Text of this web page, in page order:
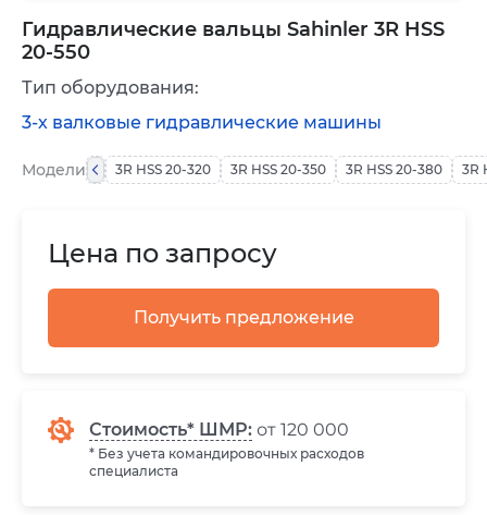
Гидравлические вальцы Sahinler 3R HSS
20-550
Цена по запросу
Получить предложение
Стоимость* ШМР: от 120 000
* Без учета командировочных расходов
специалиста
Модели 3R HSS 20-320 3R HSS 20-350 3R HSS 20-380 3R
Тип оборудования:
3-х валковые гидравлические машины